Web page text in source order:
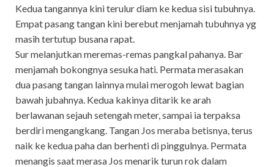
Kedua tangannya kini terulur diam ke kedua sisi tubuhnya.
Empat pasang tangan kini berebut menjamah tubuhnya yg
masih tertutup busana rapat.
Sur melanjutkan meremas-remas pangkal pahanya. Bar
menjamah bokongnya sesuka hati. Permata merasakan
dua pasang tangan lainnya mulai merogoh lewat bagian
bawah jubahnya. Kedua kakinya ditarik ke arah
berlawanan sejauh setengah meter, sampai ia terpaksa
berdiri mengangkang. Tangan Jos meraba betisnya, terus
naik ke kedua paha dan berhenti di pinggulnya. Permata
menangis saat merasa Jos menarik turun rok dalam